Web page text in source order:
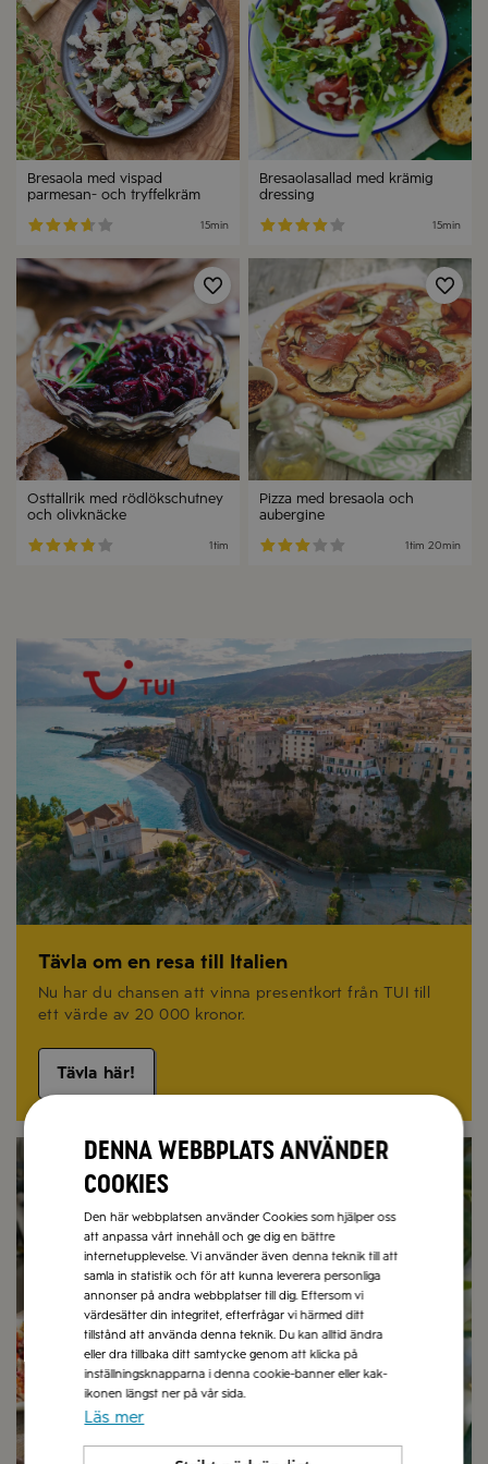
Bresaola med vispad
parmesan- och tryffelkräm
15min
Bresaolasallad med krämig
dressing
15min
Spara
Osttallrik med rödlökschutney
och olivknäcke
1tim
Pizza med bresaola och
aubergine
1tim 20min
Tävla om en resa till Italien
Nu har du chansen att vinna presentkort från TUI till
ett värde av 20 000 kronor.
Tävla här!
Recept på sommarmat
Denna webbplats använder
cookies
Den här webbplatsen använder Cookies som hjälper oss
att anpassa vårt innehåll och ge dig en bättre
internetupplevelse. Vi använder även denna teknik till att
samla in statistik och för att kunna leverera personliga
annonser på andra webbplatser till dig. Eftersom vi
värdesätter din integritet, efterfrågar vi härmed ditt
tillstånd att använda denna teknik. Du kan alltid ändra
eller dra tillbaka ditt samtycke genom att klicka på
inställningsknapparna i denna cookie-banner eller kak-
ikonen längst ner på vår sida.
Läs mer